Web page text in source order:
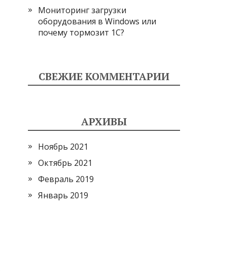
Мониторинг загрузки
оборудования в Windows или
почему тормозит 1С?
СВЕЖИЕ КОММЕНТАРИИ
АРХИВЫ
Ноябрь 2021
Октябрь 2021
Февраль 2019
Январь 2019